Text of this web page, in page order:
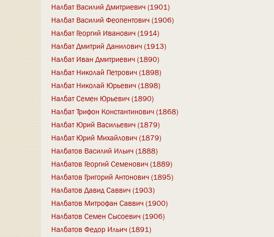
Налбат Василий Дмитриевич (1901)
Налбат Василий Феопентович (1906)
Налбат Георгий Иванович (1914)
Налбат Дмитрий Данилович (1913)
Налбат Иван Дмитриевич (1890)
Налбат Николай Петрович (1898)
Налбат Николай Юрьевич (1898)
Налбат Семен Юрьевич (1890)
Налбат Трифон Константинович (1868)
Налбат Юрий Васильевич (1879)
Налбат Юрий Михайлович (1879)
Налбатов Василий Ильич (1888)
Налбатов Георгий Семенович (1889)
Налбатов Григорий Антонович (1895)
Налбатов Давид Саввич (1903)
Налбатов Митрофан Саввич (1900)
Налбатов Семен Сысоевич (1906)
Налбатов Федор Ильич (1891)